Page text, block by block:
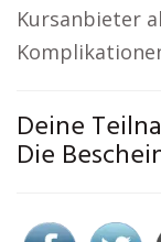
Kursanbieter
Deine
Die